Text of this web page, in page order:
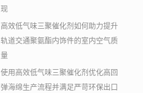
现
高效低气味三聚催化剂如何助力提升
轨道交通聚氨酯内饰件的室内空气质
量
使用高效低气味三聚催化剂优化高回
弹海绵生产流程并满足严苛环保出口